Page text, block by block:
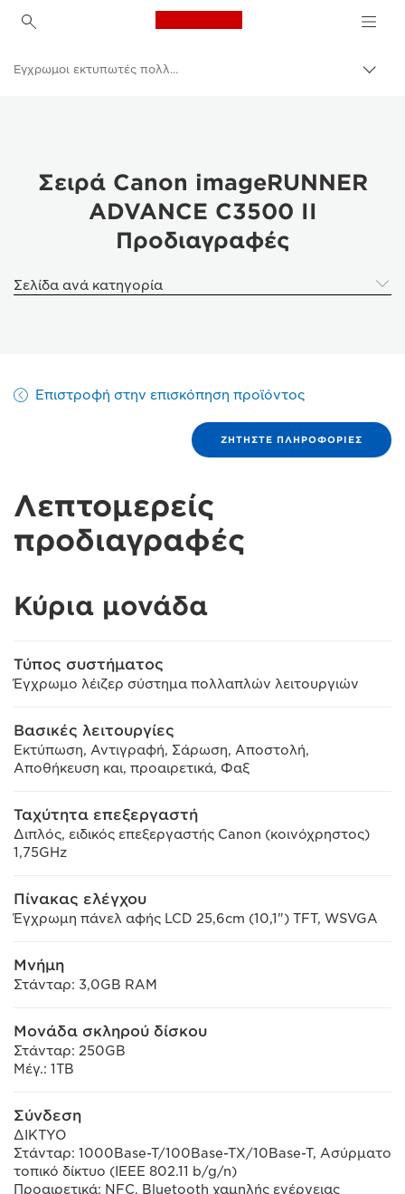
Canon Logo, back to
Επαγγελματικά προϊόντα
Επαγγελματικοί εκτυπωτές και μηχανήματα φαξ
Εκτυπωτές πολλαπλών λειτουργιών – Πολυμηχανήματα
Έγχρωμοι εκτυπωτές πολλαπλών λειτουργιών
Σειρά Canon imageRUNNER
ADVANCE C3500 II
Προδιαγραφές
Σελίδα ανά κατηγορία
Επιστροφή στην επισκόπηση προϊόντος
ΖΗΤΉΣΤΕ ΠΛΗΡΟΦΟΡΊΕΣ
Λεπτομερείς
προδιαγραφές
Κύρια μονάδα
Τύπος συστήματος
Έγχρωμο λέιζερ σύστημα πολλαπλών λειτουργιών
Βασικές λειτουργίες
Εκτύπωση, Αντιγραφή, Σάρωση, Αποστολή,
Αποθήκευση και, προαιρετικά, Φαξ
Ταχύτητα επεξεργαστή
Διπλός, ειδικός επεξεργαστής Canon (κοινόχρηστος)
1,75GHz
Πίνακας ελέγχου
Έγχρωμη πάνελ αφής LCD 25,6cm (10,1") TFT, WSVGA
Μνήμη
Στάνταρ: 3,0GB RAM
Μονάδα σκληρού δίσκου
Στάνταρ: 250GB
Μέγ.: 1TB
Σύνδεση
ΔΙΚΤΥΟ
Στάνταρ: 1000Base-T/100Base-TX/10Base-T, Ασύρματο
τοπικό δίκτυο (IEEE 802.11 b/g/n)
Προαιρετικά: NFC, Bluetooth χαμηλής ενέργειας